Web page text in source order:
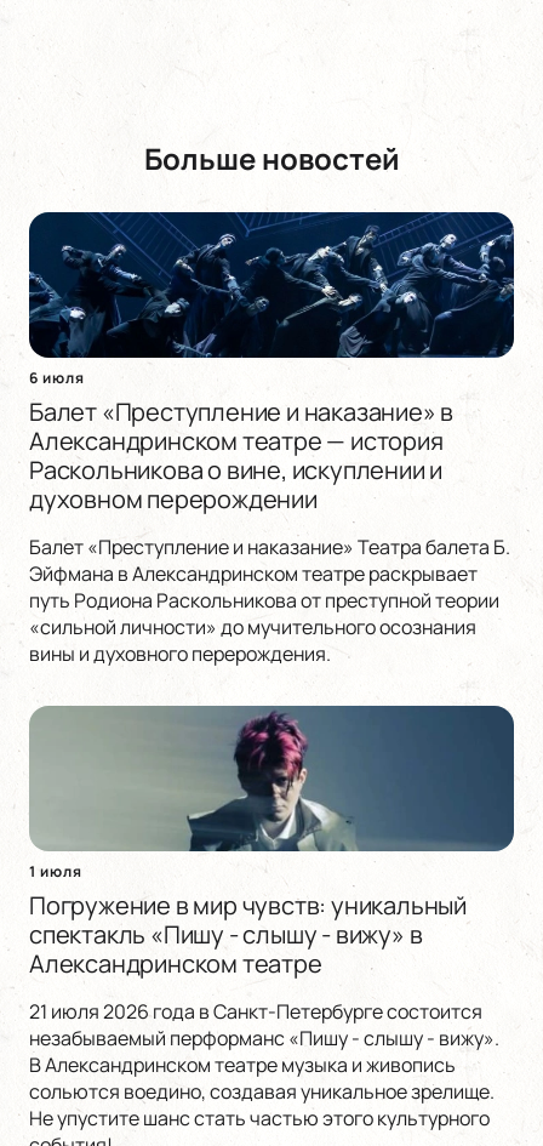
Больше новостей
6 июля
Балет «Преступление и наказание» в
Александринском театре — история
Раскольникова о вине, искуплении и
духовном перерождении
Балет «Преступление и наказание» Театра балета Б.
Эйфмана в Александринском театре раскрывает
путь Родиона Раскольникова от преступной теории
«сильной личности» до мучительного осознания
вины и духовного перерождения.
1 июля
Погружение в мир чувств: уникальный
спектакль «Пишу - слышу - вижу» в
Александринском театре
21 июля 2026 года в Санкт-Петербурге состоится
незабываемый перформанс «Пишу - слышу - вижу».
В Александринском театре музыка и живопись
сольются воедино, создавая уникальное зрелище.
Не упустите шанс стать частью этого культурного